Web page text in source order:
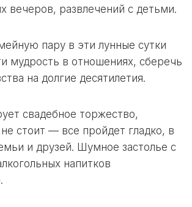
вечеров, развлечений с детьми.
пару в эти лунные сутки
мудрость в отношениях, сберечь
на долгие десятилетия.
свадебное торжество,
стоит — все пройдет гладко, в
и друзей. Шумное застолье с
напитков